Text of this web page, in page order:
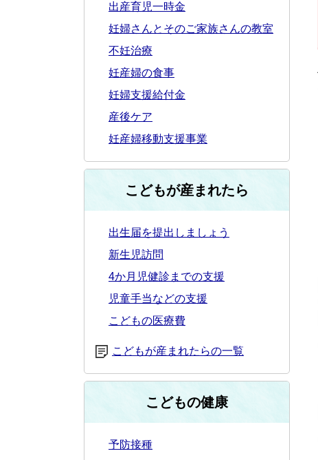
出産育児一時金
妊婦さんとそのご家族さんの教室
不妊治療
妊産婦の食事
妊婦支援給付金
産後ケア
妊産婦移動支援事業
こどもが産まれたら
出生届を提出しましょう
新生児訪問
4か月児健診までの支援
児童手当などの支援
こどもの医療費
こどもが産まれたらの一覧
こどもの健康
予防接種